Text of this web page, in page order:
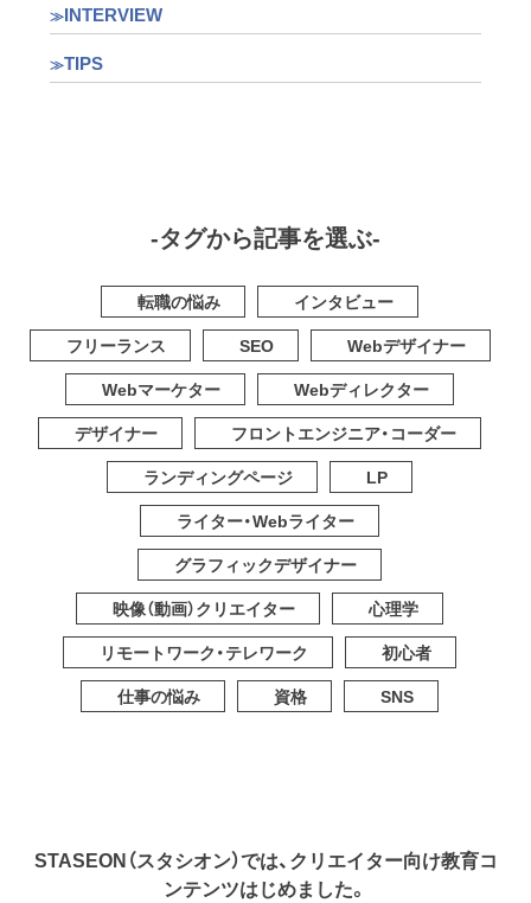
INTERVIEW
TIPS
-タグから記事を選ぶ-
転職の悩み
インタビュー
フリーランス
SEO
Webデザイナー
Webマーケター
Webディレクター
デザイナー
フロントエンジニア・コーダー
ランディングページ
LP
ライター・Webライター
グラフィックデザイナー
映像（動画）クリエイター
心理学
リモートワーク・テレワーク
初心者
仕事の悩み
資格 SNS
STASEON（スタシオン）では、クリエイター向け教育コ
ンテンツはじめました。